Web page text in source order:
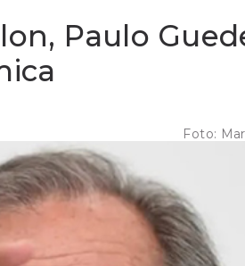
Paulo
Foto: